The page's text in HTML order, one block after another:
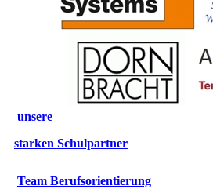
unsere
starken Schulpartner
Team Berufsorientierung